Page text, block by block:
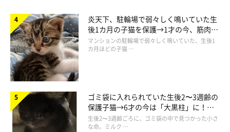
炎天下、駐輪場で弱々しく鳴いていた生
後1カ月の子猫を保護→1才の今、筋肉質
でツンデレなコに成長
マンションの駐輪場で弱々しく鳴いていた、生後1
カ月ほどの子猫 …
ゴミ袋に入れられていた生後2〜3週齢の
保護子猫→6才の今は「大黒柱」に！
美しい黒猫に成長した姿にグッとくる
生後2〜3週齢ごろに、ゴミ袋の中で見つかった小さ
な命。ミルク …